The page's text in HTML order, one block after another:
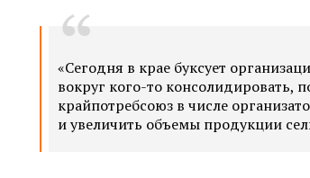
«Сегодня в крае буксует
вокруг кого-то консолидировать,
крайпотребсоюз в числе
и увеличить объемы продукции